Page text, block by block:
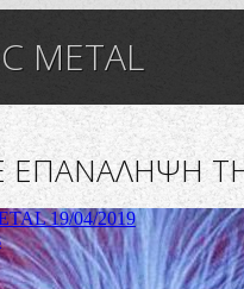
METAL
ΕΠΑΝΑΛΗΨΗ